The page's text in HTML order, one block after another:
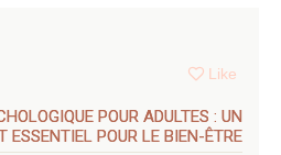
Like
POUR ADULTES : UN
ESSENTIEL POUR LE BIEN-ÊTRE